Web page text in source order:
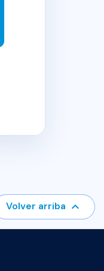
Volver arriba 